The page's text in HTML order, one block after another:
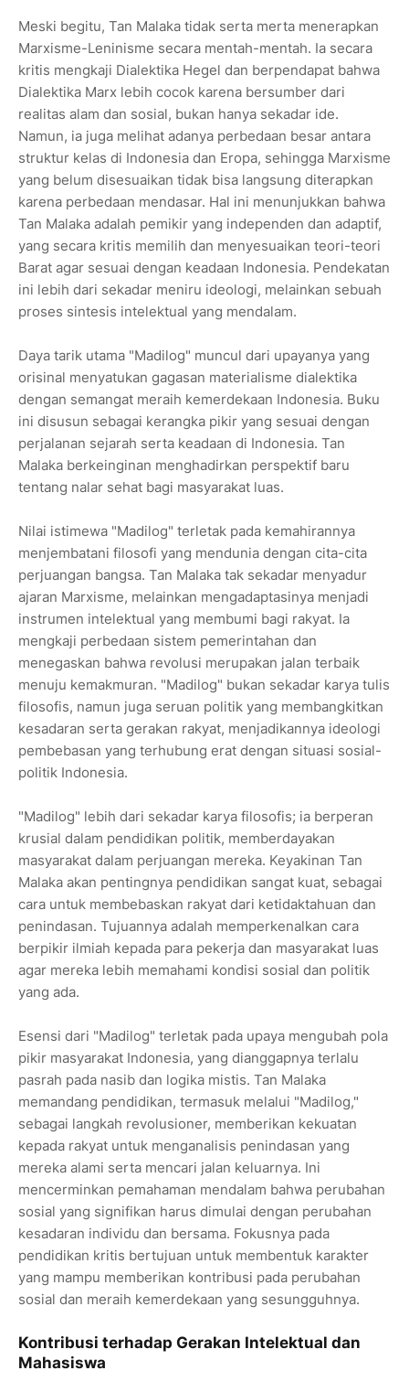
Meski begitu, Tan Malaka tidak serta merta menerapkan
Marxisme-Leninisme secara mentah-mentah. Ia secara
kritis mengkaji Dialektika Hegel dan berpendapat bahwa
Dialektika Marx lebih cocok karena bersumber dari
realitas alam dan sosial, bukan hanya sekadar ide.
Namun, ia juga melihat adanya perbedaan besar antara
struktur kelas di Indonesia dan Eropa, sehingga Marxisme
yang belum disesuaikan tidak bisa langsung diterapkan
karena perbedaan mendasar. Hal ini menunjukkan bahwa
Tan Malaka adalah pemikir yang independen dan adaptif,
yang secara kritis memilih dan menyesuaikan teori-teori
Barat agar sesuai dengan keadaan Indonesia. Pendekatan
ini lebih dari sekadar meniru ideologi, melainkan sebuah
proses sintesis intelektual yang mendalam.
Daya tarik utama "Madilog" muncul dari upayanya yang
orisinal menyatukan gagasan materialisme dialektika
dengan semangat meraih kemerdekaan Indonesia. Buku
ini disusun sebagai kerangka pikir yang sesuai dengan
perjalanan sejarah serta keadaan di Indonesia. Tan
Malaka berkeinginan menghadirkan perspektif baru
tentang nalar sehat bagi masyarakat luas.
Nilai istimewa "Madilog" terletak pada kemahirannya
menjembatani filosofi yang mendunia dengan cita-cita
perjuangan bangsa. Tan Malaka tak sekadar menyadur
ajaran Marxisme, melainkan mengadaptasinya menjadi
instrumen intelektual yang membumi bagi rakyat. Ia
mengkaji perbedaan sistem pemerintahan dan
menegaskan bahwa revolusi merupakan jalan terbaik
menuju kemakmuran. "Madilog" bukan sekadar karya tulis
filosofis, namun juga seruan politik yang membangkitkan
kesadaran serta gerakan rakyat, menjadikannya ideologi
pembebasan yang terhubung erat dengan situasi sosial-
politik Indonesia.
"Madilog" lebih dari sekadar karya filosofis; ia berperan
krusial dalam pendidikan politik, memberdayakan
masyarakat dalam perjuangan mereka. Keyakinan Tan
Malaka akan pentingnya pendidikan sangat kuat, sebagai
cara untuk membebaskan rakyat dari ketidaktahuan dan
penindasan. Tujuannya adalah memperkenalkan cara
berpikir ilmiah kepada para pekerja dan masyarakat luas
agar mereka lebih memahami kondisi sosial dan politik
yang ada.
Esensi dari "Madilog" terletak pada upaya mengubah pola
pikir masyarakat Indonesia, yang dianggapnya terlalu
pasrah pada nasib dan logika mistis. Tan Malaka
memandang pendidikan, termasuk melalui "Madilog,"
sebagai langkah revolusioner, memberikan kekuatan
kepada rakyat untuk menganalisis penindasan yang
mereka alami serta mencari jalan keluarnya. Ini
mencerminkan pemahaman mendalam bahwa perubahan
sosial yang signifikan harus dimulai dengan perubahan
kesadaran individu dan bersama. Fokusnya pada
pendidikan kritis bertujuan untuk membentuk karakter
yang mampu memberikan kontribusi pada perubahan
sosial dan meraih kemerdekaan yang sesungguhnya.
Kontribusi terhadap Gerakan Intelektual dan
Mahasiswa